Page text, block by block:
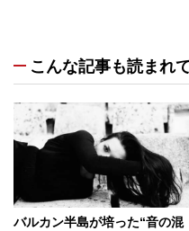
こんな記事も読まれ
バルカン半島が培った“音の混